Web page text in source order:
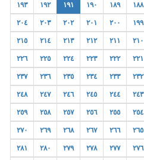
١٨٨ ١٨٩ ١٩٠ ١٩١ ١٩٢ ١٩٣
١٩٩ ٢٠٠ ٢٠١ ٢٠٢ ٢٠٣ ٢٠٤
٢١٠ ٢١١ ٢١٢ ٢١٣ ٢١٤ ٢١٥
٢٢١ ٢٢٢ ٢٢٣ ٢٢٤ ٢٢٥ ٢٢٦
٢٣٢ ٢٣٣ ٢٣٤ ٢٣٥ ٢٣٦ ٢٣٧
٢٤٣ ٢٤٤ ٢٤٥ ٢٤٦ ٢٤٧ ٢٤٨
٢٥٤ ٢٥٥ ٢٥٦ ٢٥٧ ٢٥٨ ٢٥٩
٢٦٥ ٢٦٦ ٢٦٧ ٢٦٨ ٢٦٩ ٢٧٠
٢٧٦ ٢٧٧ ٢٧٨ ٢٧٩ ٢٨٠ ٢٨١